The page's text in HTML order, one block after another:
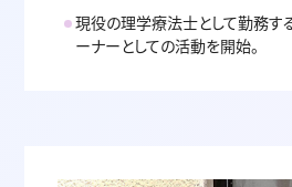
現役の理学療法士として勤務す
ーナーとしての活動を開始。